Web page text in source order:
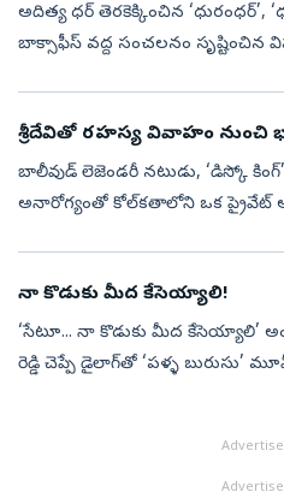
అదిత్య ధర్ తెరకెక్కించిన ‘ధురంధర్’,
బాక్సాఫీస్‌ వద్ద సంచలనం
శ్రీదేవితో రహస్య వివాహం నుంచి
బాలీవుడ్ లెజెండరీ నటుడు, ‘డిస్కో
అనారోగ్యంతో కోల్‌కతాలోని ఒక ప్రైవేట్‌
నా కొడుకు మీద కేసెయ్యాలి!
‘సేటూ... నా కొడుకు మీద కేసెయ్యాలి’
రెడ్డి చెప్పే డైలాగ్‌తో ‘పళ్ళ బురుసు’